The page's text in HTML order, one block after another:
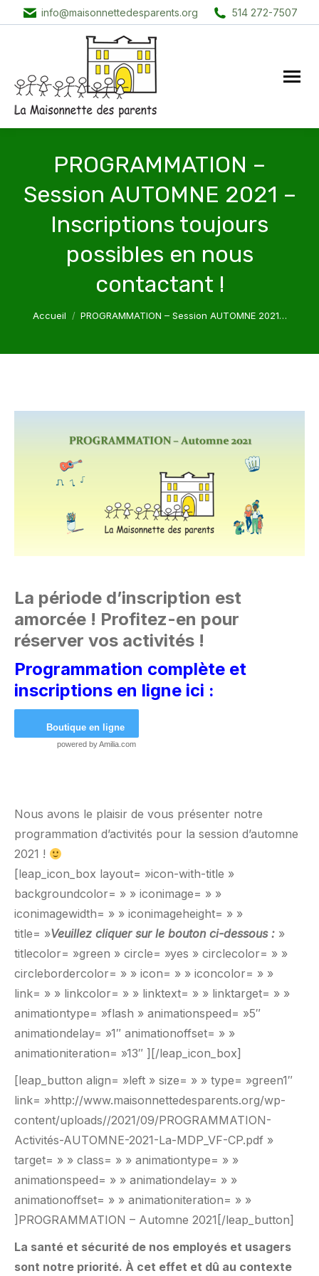
info@maisonnettedesparents.org 514 272-7507
PROGRAMMATION –
Session AUTOMNE 2021 –
Inscriptions toujours
possibles en nous
contactant !
Vous êtes ici :
Accueil PROGRAMMATION – Session AUTOMNE 2021…
La période d’inscription est
amorcée ! Profitez-en pour
réserver vos activités !
Programmation complète et
inscriptions en ligne ici :
Boutique en ligne
powered byAmilia.com
Nous avons le plaisir de vous présenter notre
programmation d’activités pour la session d’automne
2021 !
[leap_icon_box layout= »icon-with-title »
backgroundcolor= » » iconimage= » »
iconimagewidth= » » iconimageheight= » »
title= »Veuillez cliquer sur le bouton ci-dessous : »
titlecolor= »green » circle= »yes » circlecolor= » »
circlebordercolor= » » icon= » » iconcolor= » »
link= » » linkcolor= » » linktext= » » linktarget= » »
animationtype= »flash » animationspeed= »5″
animationdelay= »1″ animationoffset= » »
animationiteration= »13″ ][/leap_icon_box]
[leap_button align= »left » size= » » type= »green1″
link= »http://www.maisonnettedesparents.org/wp-
content/uploads//2021/09/PROGRAMMATION-
Activités-AUTOMNE-2021-La-MDP_VF-CP.pdf »
target= » » class= » » animationtype= » »
animationspeed= » » animationdelay= » »
animationoffset= » » animationiteration= » »
]PROGRAMMATION – Automne 2021[/leap_button]
La santé et sécurité de nos employés et usagers
sont notre priorité. À cet effet et dû au contexte